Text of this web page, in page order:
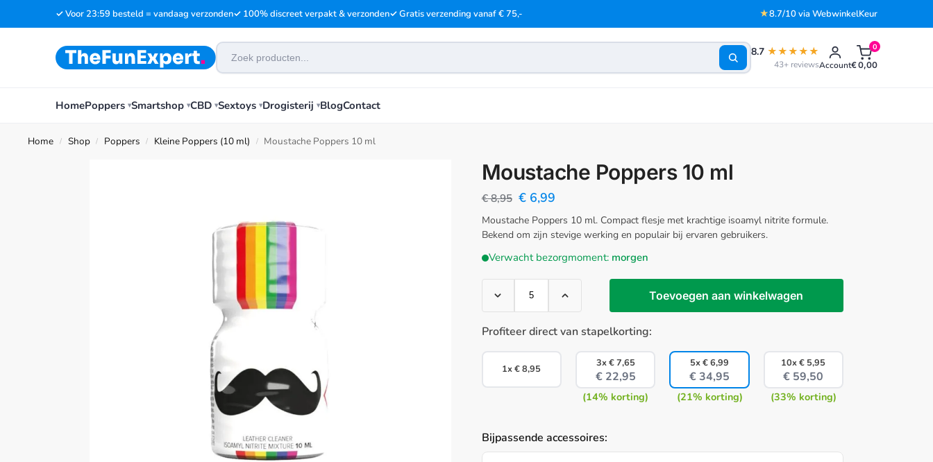
✓ Voor 23:59 besteld = vandaag verzonden✓ 100% discreet verpakt & verzonden✓ Gratis verzending vanaf € 75,- ★8.7/10 via WebwinkelKeur
8.7 ★★★★★
43+ reviewsAccount€0,00
0
HomePoppers Smartshop CBD Sextoys Drogisterij BlogContact
Home / Shop / Poppers / Kleine Poppers (10 ml) / Moustache Poppers 10 ml
Moustache Poppers 10 ml
€8,95 €6,99
Moustache Poppers 10 ml. Compact flesje met krachtige isoamyl nitrite formule.
Bekend om zijn stevige werking en populair bij ervaren gebruikers.
Verwacht bezorgmoment: morgen
Toevoegen aan winkelwagen
Profiteer direct van stapelkorting:
1x€8,95
3x€7,65
€22,95
(14% korting)
5x€6,99
€34,95
(21% korting)
10x€ 5,95
€ 59,50
(33% korting)
Bijpassende accessoires: